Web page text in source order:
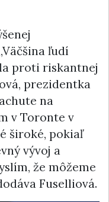
ľudí
proti riskantnej
prezidentka
na
v Toronte v
široké, pokiaľ
vývoj a
že môžeme
Fuselliová.